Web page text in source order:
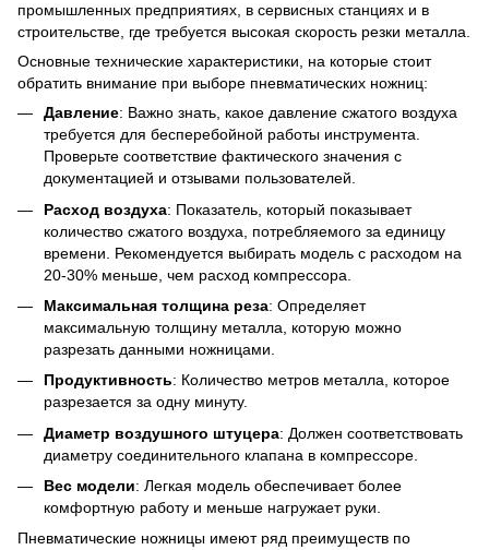
промышленных предприятиях, в сервисных станциях и в
строительстве, где требуется высокая скорость резки металла.
Основные технические характеристики, на которые стоит
обратить внимание при выборе пневматических ножниц:
Давление: Важно знать, какое давление сжатого воздуха
требуется для бесперебойной работы инструмента.
Проверьте соответствие фактического значения с
документацией и отзывами пользователей.
Расход воздуха: Показатель, который показывает
количество сжатого воздуха, потребляемого за единицу
времени. Рекомендуется выбирать модель с расходом на
20-30% меньше, чем расход компрессора.
Максимальная толщина реза: Определяет
максимальную толщину металла, которую можно
разрезать данными ножницами.
Продуктивность: Количество метров металла, которое
разрезается за одну минуту.
Диаметр воздушного штуцера: Должен соответствовать
диаметру соединительного клапана в компрессоре.
Вес модели: Легкая модель обеспечивает более
комфортную работу и меньше нагружает руки.
Пневматические ножницы имеют ряд преимуществ по